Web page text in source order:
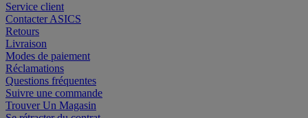
Service client
Contacter ASICS
Retours
Livraison
Modes de paiement
Réclamations
Questions fréquentes
Suivre une commande
Trouver Un Magasin